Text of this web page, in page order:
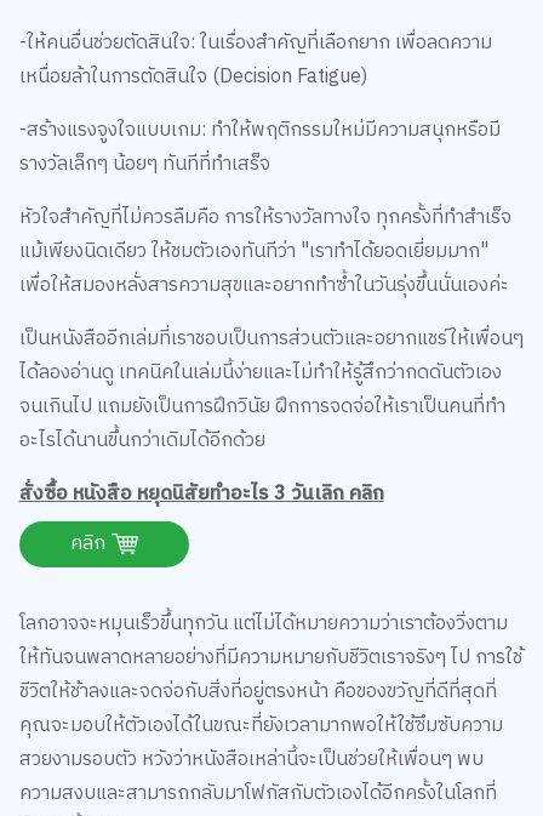
เหนื่อยล้าในการตัดสินใจ (Decision Fatigue)
รางวัลเล็กๆ น้อยๆ ทันทีที่ทำเสร็จ
แม้เพียงนิดเดียว ให้ชมตัวเองทันทีว่า "เราทำได้ยอดเยี่ยมมาก"
เพื่อให้สมองหลั่งสารความสุขและอยากทำซ้ำในวันรุ่งขึ้นนั่นเองค่ะ
เป็นหนังสืออีกเล่มที่เราชอบเป็นการส่วนตัวและอยากแชร์ให้เพื่อนๆ
ได้ลองอ่านดู เทคนิคในเล่มนี้ง่ายและไม่ทำให้รู้สึกว่ากดดันตัวเอง
จนเกินไป แถมยังเป็นการฝึกวินัย ฝึกการจดจ่อให้เราเป็นคนที่ทำ
อะไรได้นานขึ้นกว่าเดิมได้อีกด้วย
คลิก
ให้ทันจนพลาดหลายอย่างที่มีความหมายกับชีวิตเราจริงๆ ไป การใช้
ชีวิตให้ช้าลงและจดจ่อกับสิ่งที่อยู่ตรงหน้า คือของขวัญที่ดีที่สุดที่
คุณจะมอบให้ตัวเองได้ในขณะที่ยังเวลามากพอให้ใช้ซึมซับความ
สวยงามรอบตัว หวังว่าหนังสือเหล่านี้จะเป็นช่วยให้เพื่อนๆ พบ
ความสงบและสามารถกลับมาโฟกัสกับตัวเองได้อีกครั้งในโลกที่
วุ่นวายนี้นะคะ